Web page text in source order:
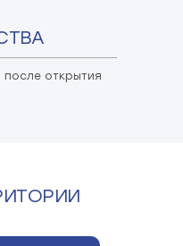
после открытия